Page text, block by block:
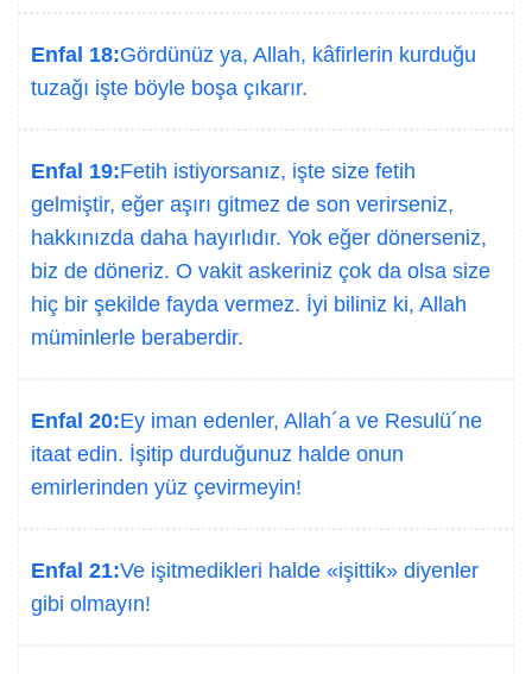
Enfal 18:Gördünüz ya, Allah, kâfirlerin kurduğu
tuzağı işte böyle boşa çıkarır.
Enfal 19:Fetih istiyorsanız, işte size fetih
gelmiştir, eğer aşırı gitmez de son verirseniz,
hakkınızda daha hayırlıdır. Yok eğer dönerseniz,
biz de döneriz. O vakit askeriniz çok da olsa size
hiç bir şekilde fayda vermez. İyi biliniz ki, Allah
müminlerle beraberdir.
Enfal 20:Ey iman edenler, Allah´a ve Resulü´ne
itaat edin. İşitip durduğunuz halde onun
emirlerinden yüz çevirmeyin!
Enfal 21:Ve işitmedikleri halde «işittik» diyenler
gibi olmayın!